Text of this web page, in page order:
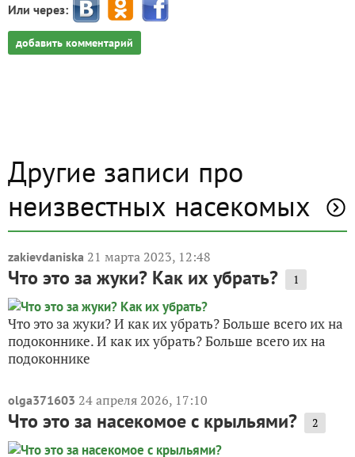
Или через:
добавить комментарий
Другие записи про
неизвестных насекомых
zakievdaniska 21 марта 2023, 12:48
Что это за жуки? Как их убрать? 1
Что это за жуки? И как их убрать? Больше всего их на
подоконнике. И как их убрать? Больше всего их на
подоконнике
olga371603 24 апреля 2026, 17:10
Что это за насекомое с крыльями? 2